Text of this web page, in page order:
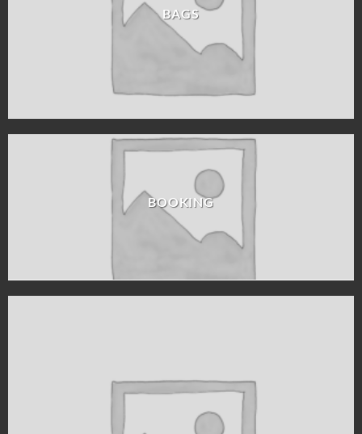
BAGS
BOOKING